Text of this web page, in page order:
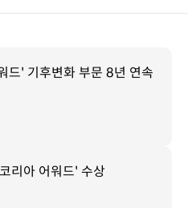
드' 기후변화 부문 8년 연속
리아 어워드' 수상